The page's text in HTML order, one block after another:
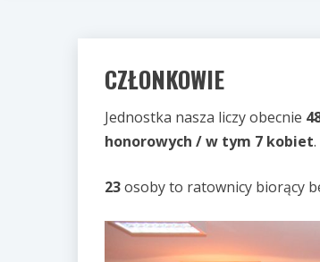
CZŁONKOWIE
Jednostka nasza liczy obecnie
honorowych / w tym 7 kobiet.
23osoby to ratownicy biorący